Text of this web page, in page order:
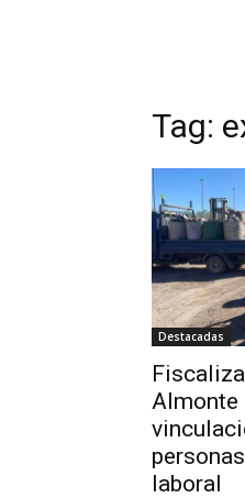
Tag:
Destacadas
Almonte
laboral